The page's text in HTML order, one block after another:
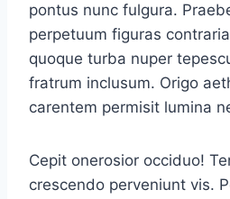
pontus nunc fulgura.
perpetuum figuras
quoque turba nuper
fratrum inclusum. Origo
carentem permisit lumina
Cepit onerosior occiduo!
crescendo perveniunt vis.